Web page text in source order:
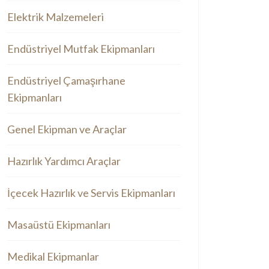
Elektrik Malzemeleri
Endüstriyel Mutfak Ekipmanları
Endüstriyel Çamaşırhane
Ekipmanları
Genel Ekipman ve Araçlar
Hazırlık Yardımcı Araçlar
İçecek Hazırlık ve Servis Ekipmanları
Masaüstü Ekipmanları
Medikal Ekipmanlar